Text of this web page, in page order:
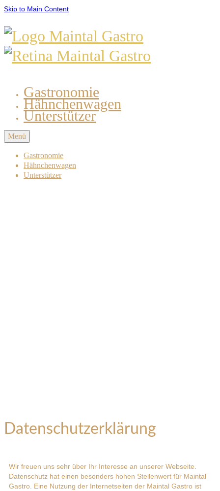
Skip to Main Content
Gastronomie
Hähnchenwagen
Unterstützer
Menü
Gastronomie
Hähnchenwagen
Unterstützer
Datenschutzerklärung
Wir freuen uns sehr über Ihr Interesse an unserer Webseite.
Datenschutz hat einen besonders hohen Stellenwert für Maintal
Gastro. Eine Nutzung der Internetseiten der Maintal Gastro ist